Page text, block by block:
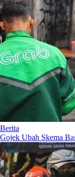
Berita
Gojek Ubah Skema